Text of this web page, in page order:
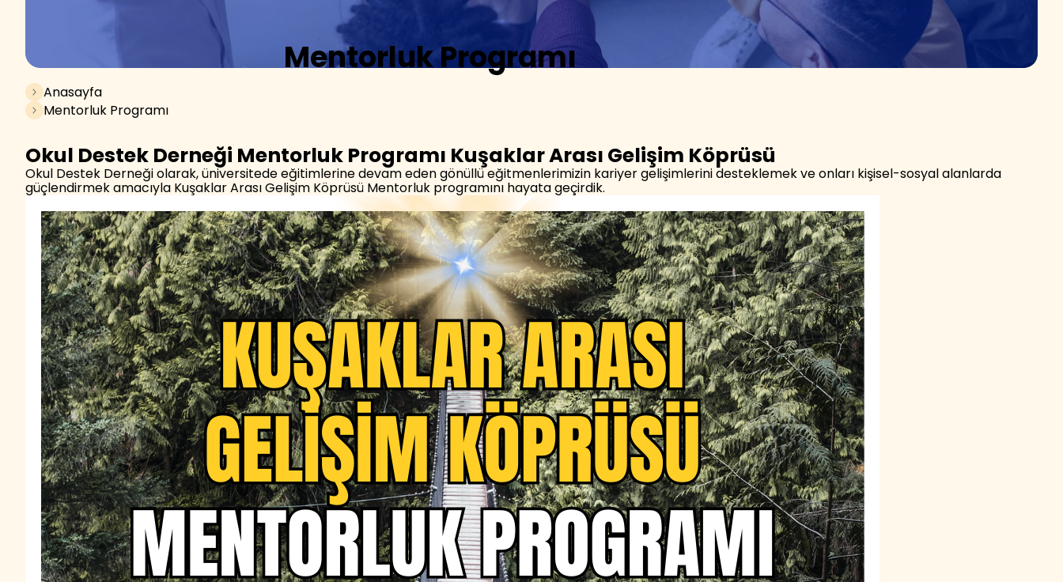
Mentorluk Programı
Anasayfa
Mentorluk Programı
Okul Destek Derneği Mentorluk Programı Kuşaklar Arası Gelişim Köprüsü
Okul Destek Derneği olarak, üniversitede eğitimlerine devam eden gönüllü eğitmenlerimizin kariyer gelişimlerini desteklemek ve onları kişisel-sosyal alanlarda
güçlendirmek amacıyla Kuşaklar Arası Gelişim Köprüsü Mentorluk programını hayata geçirdik.